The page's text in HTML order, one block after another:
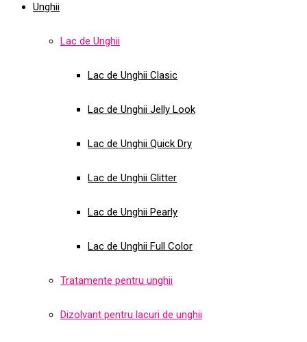
Unghii
Lac de Unghii
Lac de Unghii Clasic
Lac de Unghii Jelly Look
Lac de Unghii Quick Dry
Lac de Unghii Glitter
Lac de Unghii Pearly
Lac de Unghii Full Color
Tratamente pentru unghii
Dizolvant pentru lacuri de unghii